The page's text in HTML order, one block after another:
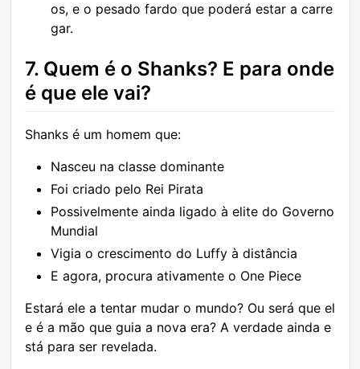
os, e o pesado fardo que poderá estar a carre
gar.
7. Quem é o Shanks? E para onde
é que ele vai?
Shanks é um homem que:
Nasceu na classe dominante
Foi criado pelo Rei Pirata
Possivelmente ainda ligado à elite do Governo
Mundial
Vigia o crescimento do Luffy à distância
E agora, procura ativamente o One Piece
Estará ele a tentar mudar o mundo? Ou será que el
e é a mão que guia a nova era? A verdade ainda e
stá para ser revelada.